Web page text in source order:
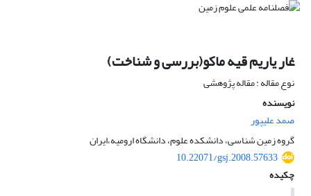
غار یاریم قیه ماکو(بررسی و شناخت)
نوع مقاله : مقاله پژوهشی
نویسنده
صمد علیپور
گروه زمین شناسی، دانشکده علوم، دانشگاه ارومیه،ایران
10.22071/gsj.2008.57633
چکیده